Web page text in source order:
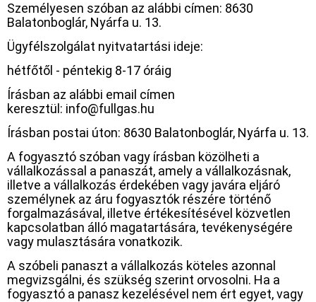
Személyesen szóban az alábbi címen: 8630
Balatonboglár, Nyárfa u. 13.
Ügyfélszolgálat nyitvatartási ideje:
hétfőtől - péntekig 8-17 óráig
Írásban az alábbi email címen
keresztül: info@fullgas.hu
Írásban postai úton: 8630 Balatonboglár, Nyárfa u. 13.
A fogyasztó szóban vagy írásban közölheti a
vállalkozással a panaszát, amely a vállalkozásnak,
illetve a vállalkozás érdekében vagy javára eljáró
személynek az áru fogyasztók részére történő
forgalmazásával, illetve értékesítésével közvetlen
kapcsolatban álló magatartására, tevékenységére
vagy mulasztására vonatkozik.
A szóbeli panaszt a vállalkozás köteles azonnal
megvizsgálni, és szükség szerint orvosolni. Ha a
fogyasztó a panasz kezelésével nem ért egyet, vagy